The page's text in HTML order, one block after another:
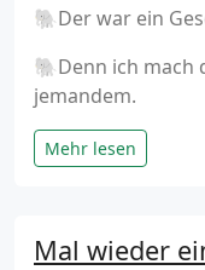
🐘Der war ein
🐘Denn ich
jemandem.
Mehr lesen
Mal wieder